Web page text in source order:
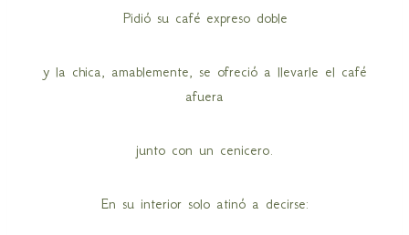
Pidió su café expreso doble
y la chica, amablemente, se ofreció a llevarle el café
afuera
junto con un cenicero.
En su interior solo atinó a decirse: